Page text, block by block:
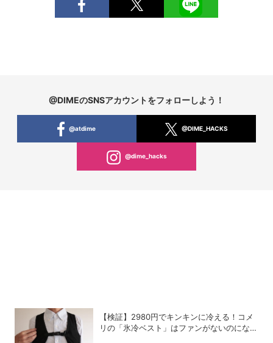
@DIMEのSNSアカウントをフォローしよう！
@atdime @DIME_HACKS
@dime_hacks
【検証】2980円でキンキンに冷える！コメ
リの「氷冷ベスト」はファンがないのになぜ